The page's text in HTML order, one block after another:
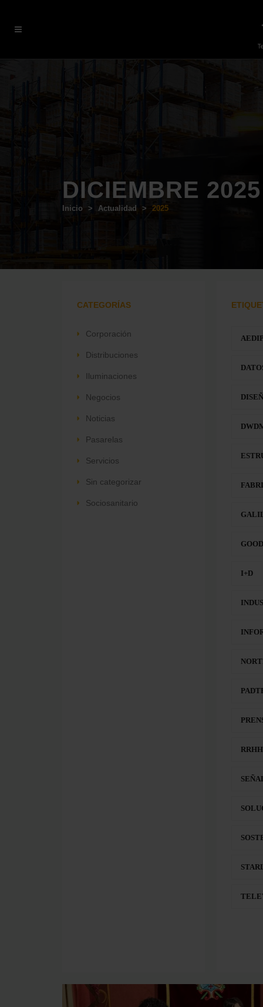
DICIEMBRE 2025
Inicio > Actualidad > 2025
CATEGORÍAS
Corporación
Distribuciones
Iluminaciones
Negocios
Noticias
Pasarelas
Servicios
Sin categorizar
Sociosanitario
I+D
RRHH